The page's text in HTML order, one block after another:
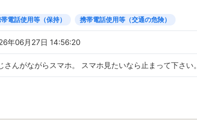
電話使用等（保持） 携帯電話使用等（交通の危険）
年06月27日 14:56:20
さんがながらスマホ。 スマホ見たいなら止まって下さい。